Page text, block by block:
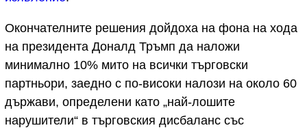
Окончателните решения дойдоха на фона на хода
на президента Доналд Тръмп да наложи
минимално 10% мито на всички търговски
партньори, заедно с по-високи налози на около 60
държави, определени като „най-лошите
нарушители“ в търговския дисбаланс със